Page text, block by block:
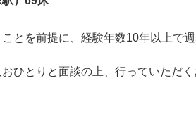
とを前提に、経験年数10年以上で
ひとりと面談の上、行っていただ